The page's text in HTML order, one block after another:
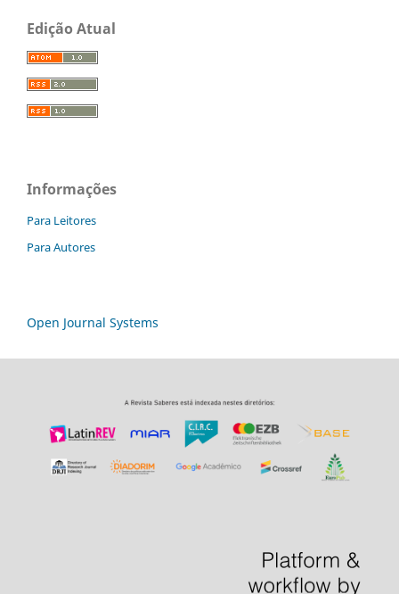
Edição Atual
Informações
Para Leitores
Para Autores
Open Journal Systems